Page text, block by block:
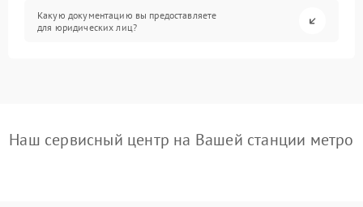
Какую документацию вы предоставляете
для юридических лиц?
Наш сервисный центр на Вашей станции метро